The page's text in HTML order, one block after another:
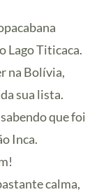
Lago Titicaca.
na Bolívia,
sua lista.
que foi
Inca.
calma,